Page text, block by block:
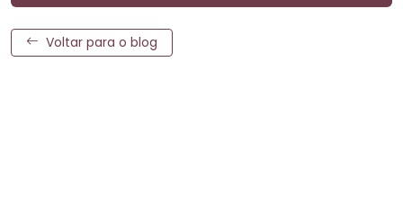
Voltar para o blog